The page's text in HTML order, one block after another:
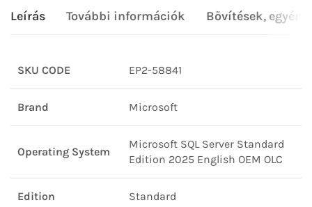
Leírás További információk Bővítések,
SKU CODE EP2-58841
Brand Microsoft
Operating System
Microsoft SQL Server Standard
Edition 2025 English OEM OLC
Edition Standard